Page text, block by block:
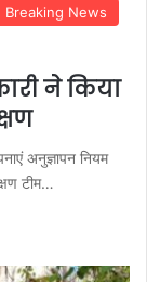
Breaking News
ने किया
अनुज्ञापन नियम
टीम…